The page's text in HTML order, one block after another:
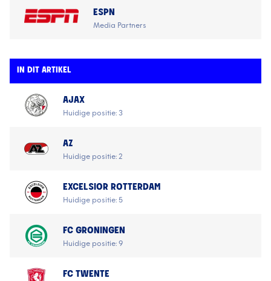
ESPN
Media Partners
IN DIT ARTIKEL
AJAX
Huidige positie: 3
AZ
Huidige positie: 2
EXCELSIOR ROTTERDAM
Huidige positie: 5
FC GRONINGEN
Huidige positie: 9
FC TWENTE